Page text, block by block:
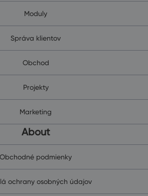
Moduly
Správa klientov
Obchod
Projekty
Marketing
About
Obchodné podmienky
ochrany osobných údajov